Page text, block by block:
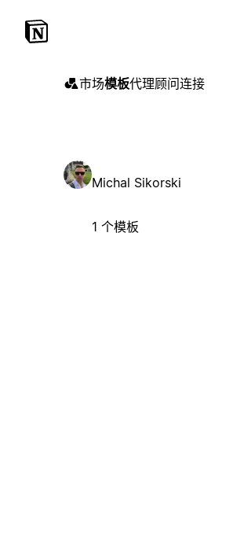
市场模板代理顾问连接
Michal Sikorski
1 个模板